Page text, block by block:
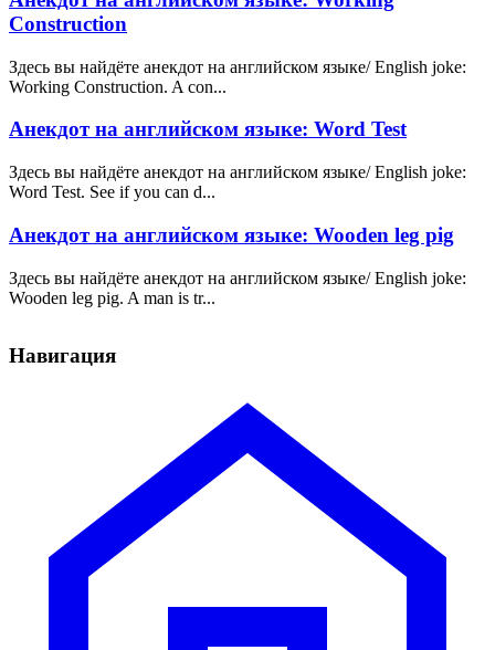
Construction
Здесь вы найдёте анекдот на английском языке/ English joke:
Working Construction. A con...
Анекдот на английском языке: Word Test
Здесь вы найдёте анекдот на английском языке/ English joke:
Word Test. See if you can d...
Анекдот на английском языке: Wooden leg pig
Здесь вы найдёте анекдот на английском языке/ English joke:
Wooden leg pig. A man is tr...
Навигация